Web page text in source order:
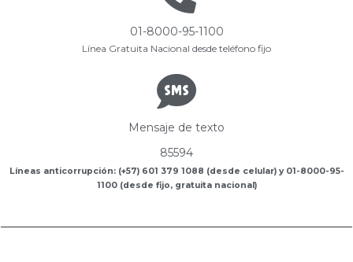
01-8000-95-1100
Línea Gratuita Nacional desde teléfono fijo
Mensaje de texto
85594
Líneas anticorrupción: (+57) 601 379 1088 (desde celular) y 01-8000-95-
1100 (desde fijo, gratuita nacional)